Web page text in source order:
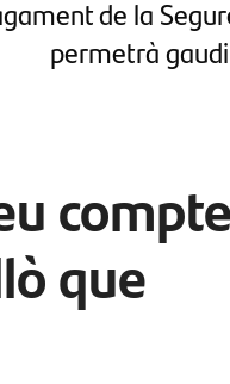
de la
permetrà
compte
que